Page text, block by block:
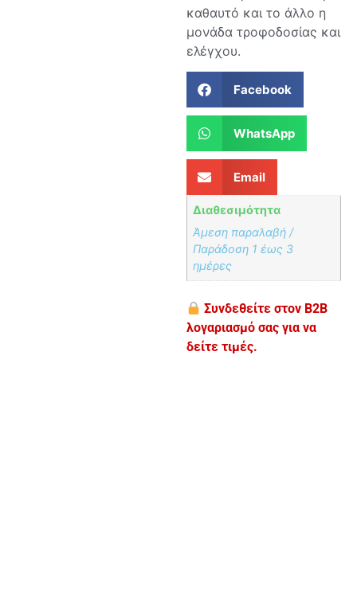
καθαυτό και το άλλο η
μονάδα τροφοδοσίας και
ελέγχου.
Facebook
WhatsApp
Email
Διαθεσιμότητα
Άμεση παραλαβή /
Παράδoση 1 έως 3
ημέρες
Συνδεθείτε στον B2B
λογαριασμό σας για να
δείτε τιμές.